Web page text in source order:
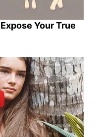
Your True